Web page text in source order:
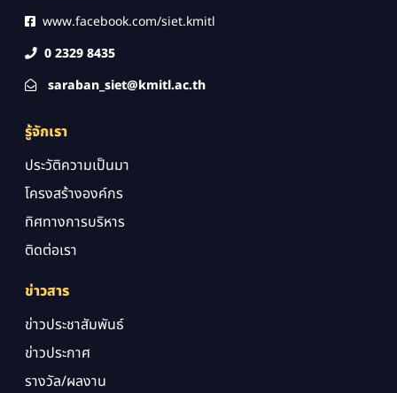
www.facebook.com/siet.kmitl
0 2329 8435
saraban_siet@kmitl.ac.th
รู้จักเรา
ประวัติความเป็นมา
โครงสร้างองค์กร
ทิศทางการบริหาร
ติดต่อเรา
ข่าวสาร
ข่าวประชาสัมพันธ์
ข่าวประกาศ
รางวัล/ผลงาน